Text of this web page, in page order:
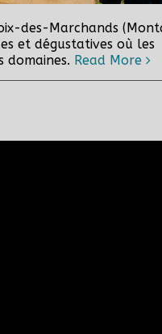
des-Marchands
et dégustatives où les
domaines. Read More